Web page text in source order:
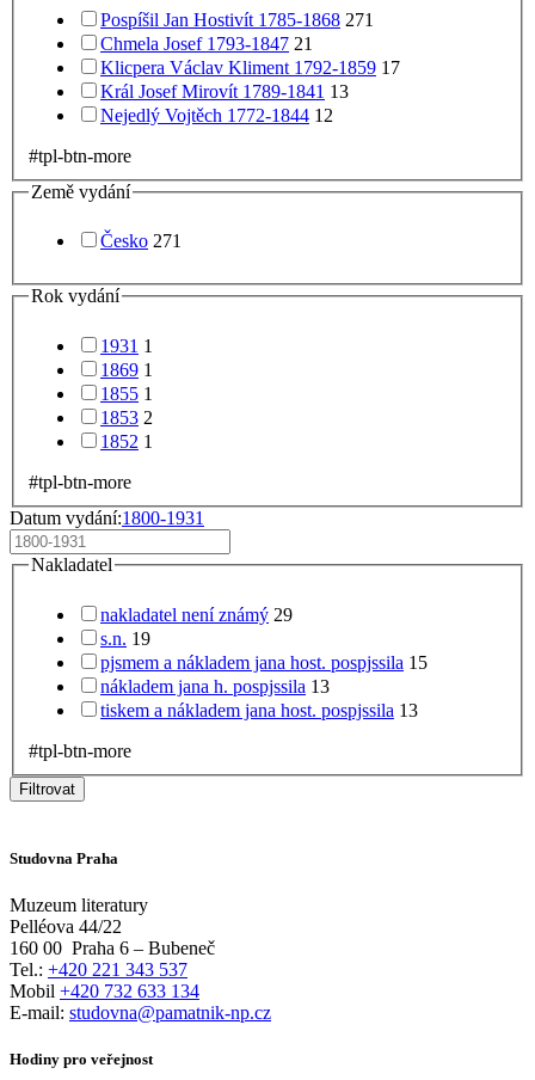
Pospíšil Jan Hostivít 1785-1868 271
Chmela Josef 1793-1847 21
Klicpera Václav Kliment 1792-1859 17
Král Josef Mirovít 1789-1841 13
Nejedlý Vojtěch 1772-1844 12
#tpl-btn-more
Země vydání
Česko 271
Rok vydání
1931 1
1869 1
1855 1
1853 2
1852 1
#tpl-btn-more
Datum vydání:1800-1931
Nakladatel
nakladatel není známý 29
s.n. 19
pjsmem a nákladem jana host. pospjssila 15
nákladem jana h. pospjssila 13
tiskem a nákladem jana host. pospjssila 13
#tpl-btn-more
Filtrovat
Studovna Praha
Muzeum literatury
Pelléova 44/22
160 00 Praha 6 – Bubeneč
Tel.: +420 221 343 537
Mobil +420 732 633 134
E-mail: studovna@pamatnik-np.cz
Hodiny pro veřejnost